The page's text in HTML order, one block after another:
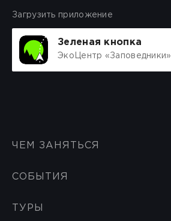
Загрузить приложение
Зеленая кнопка
ЭкоЦентр «Заповедники»
ЧЕМ ЗАНЯТЬСЯ
СОБЫТИЯ
ТУРЫ